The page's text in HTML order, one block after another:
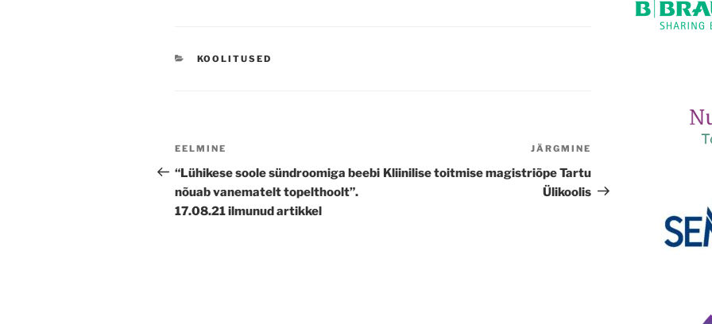
CATEGORIES
KOOLITUSED
Navigeerimine
Previous
Post
EELMINE
“Lühikese soole sündroomiga beebi
nõuab vanematelt topelthoolt”.
17.08.21 ilmunud artikkel
Post
JÄRGMINE
Kliinilise toitmise magistriõpe Tartu
Ülikoolis